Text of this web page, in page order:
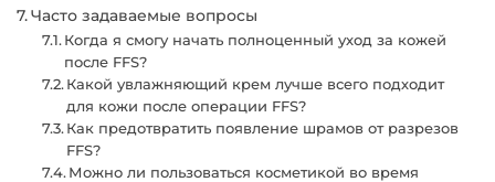
Часто задаваемые вопросы
Когда я смогу начать полноценный уход за кожей
после FFS?
Какой увлажняющий крем лучше всего подходит
для кожи после операции FFS?
Как предотвратить появление шрамов от разрезов
FFS?
Можно ли пользоваться косметикой во время